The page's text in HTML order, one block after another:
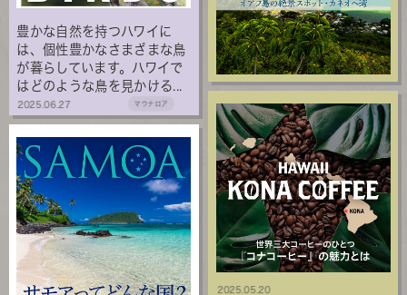
豊かな自然を持つハワイに
は、個性豊かなさまざまな鳥
が暮らしています。ハワイで
はどのような鳥を見かける...
2025.06.27 マウナロア
2025.05.20